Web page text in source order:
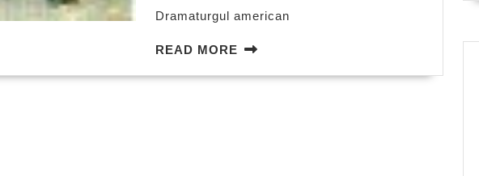
Dramaturgul american
READ MORE READ